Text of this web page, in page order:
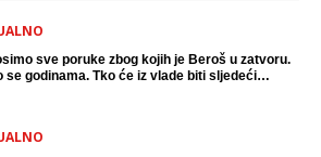
sve poruke zbog kojih je Beroš u zatvoru.
se godinama. Tko će iz vlade biti sljedeći